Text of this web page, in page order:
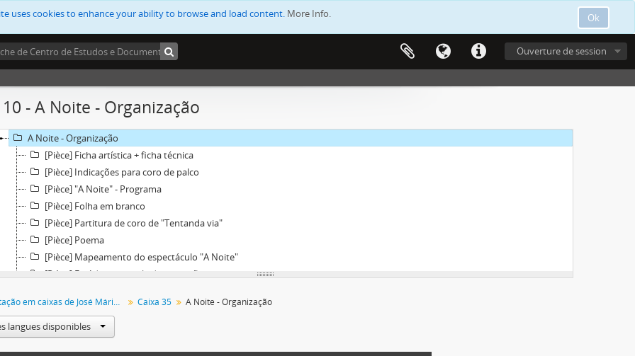
Ok
uses cookies to enhance your ability to browse and load content. More Info.
Ouverture de session
- A Noite - Organização
Partituras SACEM + UPAV Progr. rádio
Tanto e Tão Pouco - Festival RTP 81
Shakespeare - Sonho de Uma Noite de Verão
Sala de produção
Nov. 89 - RTP - Os Sonhos do Joãozinho + Peixes Mosqueteiros
Pasta 7 - António Faria RTP 95
"Quantos é que nós somos?" Disco AA25
A Noite - Organização
[Pièce] Ficha artística + ficha técnica
[Pièce] Indicações para coro de palco
[Pièce] "A Noite" - Programa
[Pièce] Folha em branco
[Pièce] Partitura de coro de "Tentanda via"
[Pièce] Poema
[Pièce] Mapeamento do espectáculo "A Noite"
[Pièce] Estúdio - controle de operações
[Pièce] Estúdio - músicos a convidar
[Pièce] Calendário de gravações
[Pièce] Apontamentos
Documentação em caixas de José Mário Branco Caixa 35 A Noite - Organização
langues disponibles